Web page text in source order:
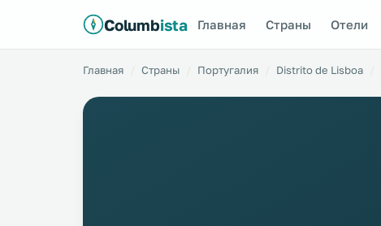
Columbista Главная Страны Отели
Главная Страны Португалия Distrito de Lisboa